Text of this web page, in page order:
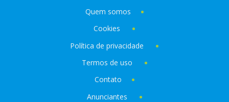
Quem somos
Cookies
Política de privacidade
Termos de uso
Contato
Anunciantes